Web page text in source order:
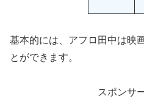
基本的には、アフロ田中は映
とができます。
スポンサ